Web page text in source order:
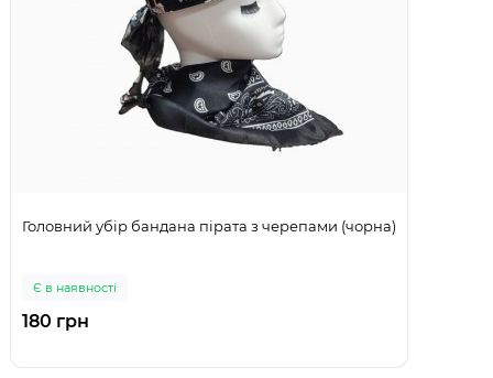
Головний убір бандана пірата з черепами (чорна)
Є в наявності
180 грн